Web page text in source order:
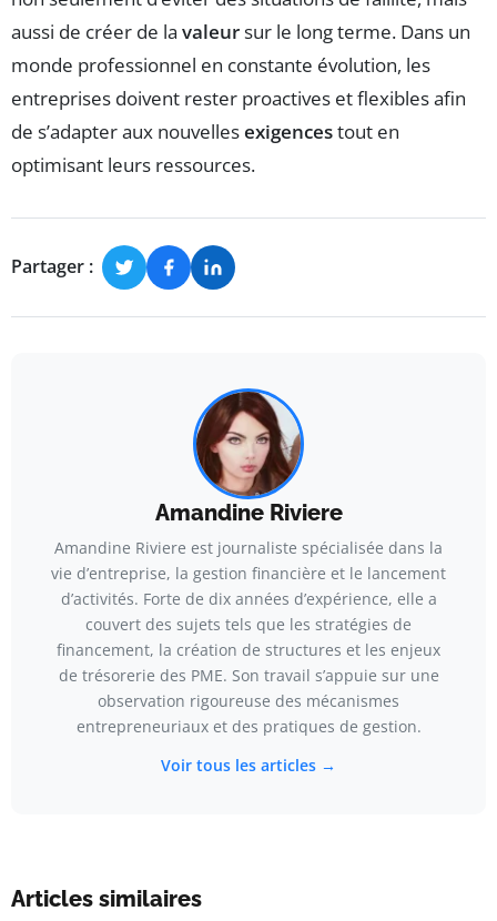
aussi de créer de la valeursur le long terme. Dans un
monde professionnel en constante évolution, les
entreprises doivent rester proactives et flexibles afin
de s’adapter aux nouvellesexigencestout en
optimisant leurs ressources.
Partager :
Amandine Riviere
Amandine Riviere est journaliste spécialisée dans la
vie d’entreprise, la gestion financière et le lancement
d’activités. Forte de dix années d’expérience, elle a
couvert des sujets tels que les stratégies de
financement, la création de structures et les enjeux
de trésorerie des PME. Son travail s’appuie sur une
observation rigoureuse des mécanismes
entrepreneuriaux et des pratiques de gestion.
Voir tous les articles →
Articles similaires